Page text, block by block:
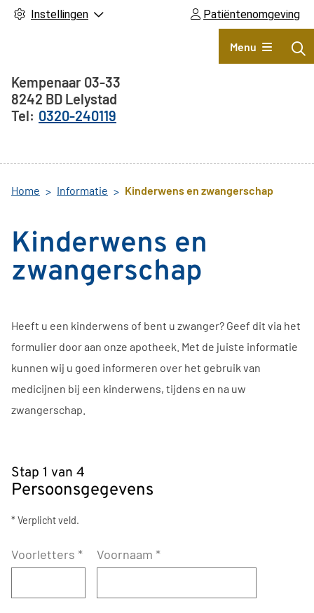
Instellingen Patiëntenomgeving
Hoofdmenu
Menu
Adresgegevens
Kempenaar 03-33
8242 BD Lelystad
0320-240119
Home Informatie Kinderwens en zwangerschap
Kinderwens en
zwangerschap
Heeft u een kinderwens of bent u zwanger? Geef dit via het
formulier door aan onze apotheek. Met de juiste informatie
kunnen wij u goed informeren over het gebruik van
medicijnen bij een kinderwens, tijdens en na uw
zwangerschap.
Stap 1 van 4
Persoonsgegevens
* Verplicht veld.
Voorletters * Voornaam *